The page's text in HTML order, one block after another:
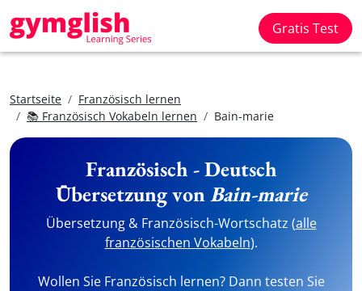
Gratis Test
Startseite
Französisch lernen
📚 Französisch Vokabeln lernen
Bain-marie
Französisch - Deutsch
Übersetzung vonBain-marie
Übersetzung & Französisch-Wortschatz (alle
französischen Vokabeln).
Wollen Sie Französisch lernen? Dann testen Sie